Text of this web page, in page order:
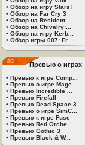
• Обзор на игру Stars!
• Обзор на Far Cry 3
• Обзор на Resident ...
• Обзор на Chivalry:...
• Обзор на игру Kerb...
• Обзор игры 007: Fr...
Превью о играх
• Превью к игре Comp...
• Превью о игре Mage...
• Превью Incredible ...
• Превью Firefall
• Превью Dead Space 3
• Превью о игре SimC...
• Превью к игре Fuse
• Превью Red Orche...
• Превью Gothic 3
• Превью Black & W...